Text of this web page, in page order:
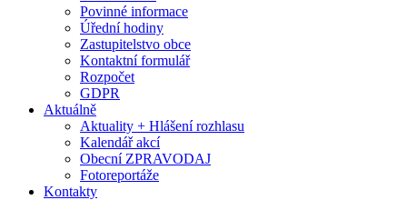
Povinné informace
Úřední hodiny
Zastupitelstvo obce
Kontaktní formulář
Rozpočet
GDPR
Aktuálně
Aktuality + Hlášení rozhlasu
Kalendář akcí
Obecní ZPRAVODAJ
Fotoreportáže
Kontakty